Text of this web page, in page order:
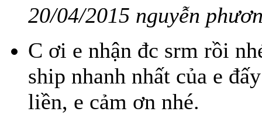
20/04/2015 nguyễn
C ơi e nhận đc srm rồi
ship nhanh nhất của e
liền, e cảm ơn nhé.